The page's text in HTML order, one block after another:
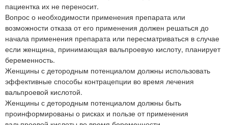
пациентка их не переносит.
Вопрос о необходимости применения препарата или
возможности отказа от его применения должен решаться до
начала применения препарата или пересматриваться в случае
если женщина, принимающая вальпроевую кислоту, планирует
беременность.
Женщины с детородным потенциалом должны использовать
эффективные способы контрацепции во время лечения
вальпроевой кислотой.
Женщины с детородным потенциалом должны быть
проинформированы о рисках и пользе от применения